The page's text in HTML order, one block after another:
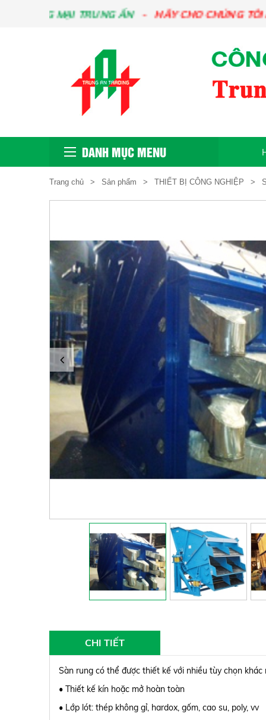
MẠI TRUNG ẤN HÃY CHO CHÚNG TÔI BIẾT
DANH MỤC MENU
Trang chủ Sản phẩm THIẾT BỊ CÔNG NGHIỆP
CHI TIẾT
Sàn rung có thể được thiết kế với nhiều tùy chọn
• Thiết kế kín hoặc mở hoàn toàn
• Lớp lót: thép không gỉ, hardox, gốm, cao su, poly, vv